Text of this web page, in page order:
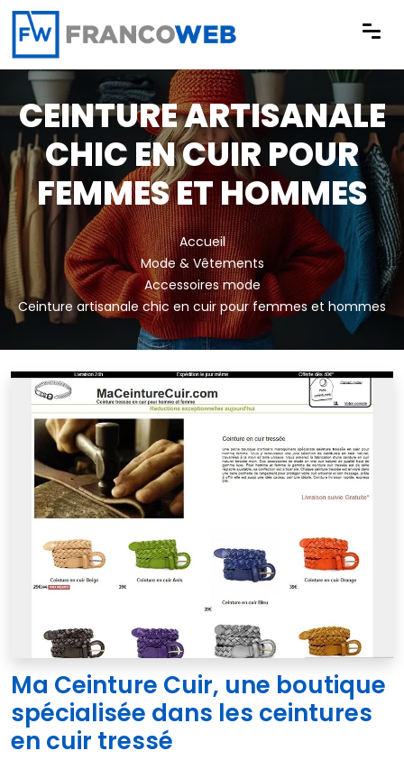
Panneau de gestion des cookies
CEINTURE ARTISANALE
CHIC EN CUIR POUR
FEMMES ET HOMMES
Accueil
Mode & Vêtements
Accessoires mode
Ceinture artisanale chic en cuir pour femmes et hommes
Ma Ceinture Cuir, une boutique
spécialisée dans les ceintures
en cuir tressé